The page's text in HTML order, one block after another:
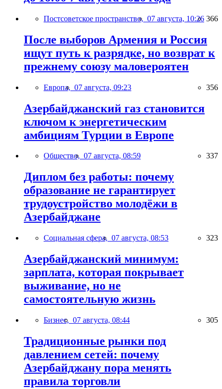
Постсоветское пространство, 07 августа, 10:26 366
После выборов Армения и Россия
ищут путь к разрядке, но возврат к
прежнему союзу маловероятен
Европа, 07 августа, 09:23 356
Азербайджанский газ становится
ключом к энергетическим
амбициям Турции в Европе
Общество, 07 августа, 08:59 337
Диплом без работы: почему
образование не гарантирует
трудоустройство молодёжи в
Азербайджане
Социальная сфера, 07 августа, 08:53 323
Азербайджанский минимум:
зарплата, которая покрывает
выживание, но не
самостоятельную жизнь
Бизнес, 07 августа, 08:44 305
Традиционные рынки под
давлением сетей: почему
Азербайджану пора менять
правила торговли